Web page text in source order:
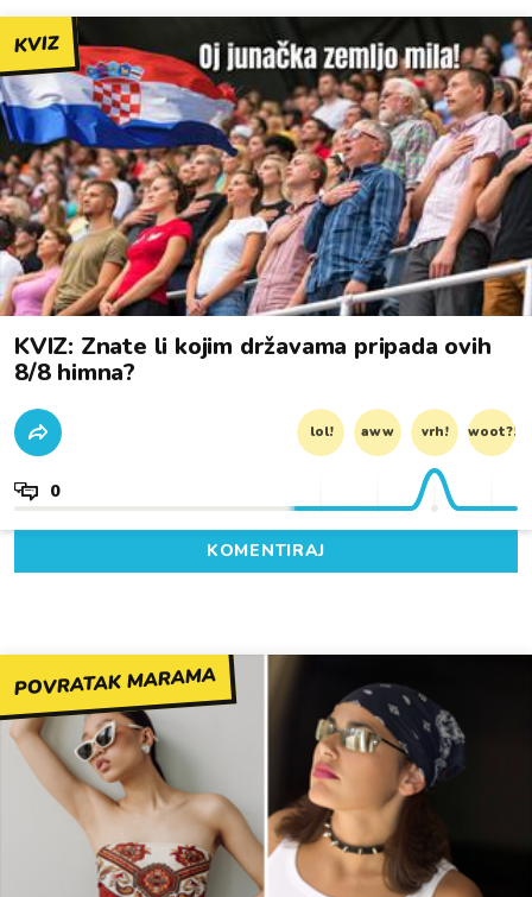
KVIZ
KVIZ: Znate li kojim državama pripada ovih
8/8 himna?
lol! aww vrh! woot?!
0
KOMENTIRAJ
POVRATAK MARAMA